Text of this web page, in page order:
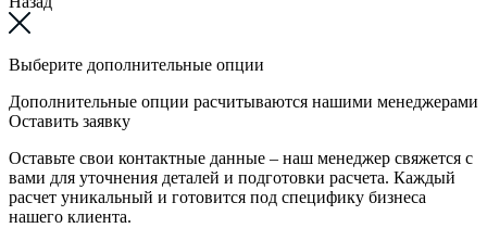
Выберите дополнительные опции
Дополнительные опции расчитываются нашими менеджерами
Оставить заявку
Оставьте свои контактные данные – наш менеджер свяжется с
вами для уточнения деталей и подготовки расчета. Каждый
расчет уникальный и готовится под специфику бизнеса
нашего клиента.